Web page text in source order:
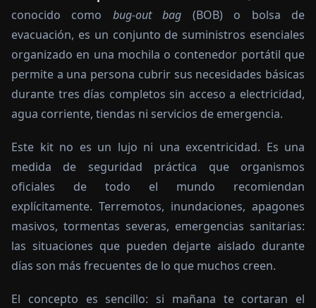
conocido como bug-out bag (BOB) o bolsa de
evacuación, es un conjunto de suministros esenciales
organizado en una mochila o contenedor portátil que
permite a una persona cubrir sus necesidades básicas
durante tres días completos sin acceso a electricidad,
agua corriente, tiendas ni servicios de emergencia.
Este kit no es un lujo ni una excentricidad. Es una
medida de seguridad práctica que organismos
oficiales de todo el mundo recomiendan
explícitamente. Terremotos, inundaciones, apagones
masivos, tormentas severas, emergencias sanitarias:
las situaciones que pueden dejarte aislado durante
días son más frecuentes de lo que muchos creen.
El concepto es sencillo: si mañana te cortaran el